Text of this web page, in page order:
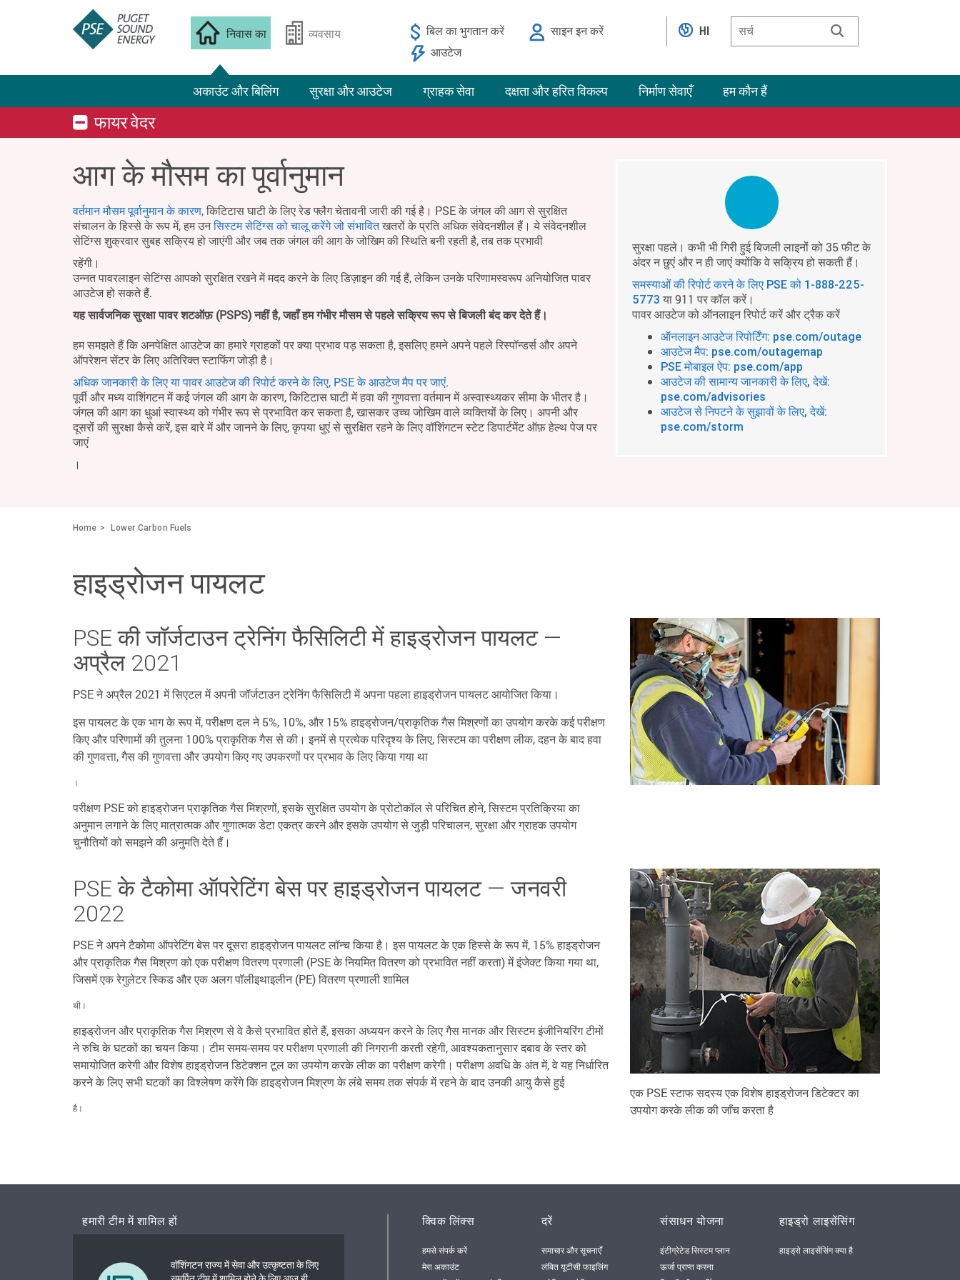
निवास का
अकाउंट और बिलिंग सुरक्षा और आउटेज ग्राहक सेवा दक्षता और हरित विकल्प निर्माण सेवाएँ हम कौन हैं
व्यवसाय बिल का भुगतान करें
साइन इन करें
आउटेज
HI
फायर वेदर
आग के मौसम का पूर्वानुमान
वर्तमान मौसम पूर्वानुमान के कारण,किटिटास घाटी के लिए रेड फ्लैग चेतावनी जारी की गई है। PSE के जंगल की आग से सुरक्षित
संचालन के हिस्से के रूप में, हम उनसिस्टम सेटिंग्स को चालू करेंगे जो संभावितखतरों के प्रति अधिक संवेदनशील हैं। ये संवेदनशील
सेटिंग्स शुक्रवार सुबह सक्रिय हो जाएंगी और जब तक जंगल की आग के जोखिम की स्थिति बनी रहती है, तब तक प्रभावी
रहेंगी।
उन्नत पावरलाइन सेटिंग्स आपको सुरक्षित रखने में मदद करने के लिए डिज़ाइन की गई हैं, लेकिन उनके परिणामस्वरूप अनियोजित पावर
आउटेज हो सकते हैं.
यह सार्वजनिक सुरक्षा पावर शटऑफ़ (PSPS) नहीं है, जहाँ हम गंभीर मौसम से पहले सक्रिय रूप से बिजली बंद कर देते हैं।
हम समझते हैं कि अनपेक्षित आउटेज का हमारे ग्राहकों पर क्या प्रभाव पड़ सकता है, इसलिए हमने अपने पहले रिस्पॉन्डर्स और अपने
ऑपरेशन सेंटर के लिए अतिरिक्त स्टाफिंग जोड़ी है।
अधिक जानकारी के लिए या पावर आउटेज की रिपोर्ट करने के लिए, PSE के आउटेज मैप पर जाएं.
पूर्वी और मध्य वाशिंगटन में कई जंगल की आग के कारण, किटिटास घाटी में हवा की गुणवत्ता वर्तमान में अस्वास्थ्यकर सीमा के भीतर है।
जंगल की आग का धुआं स्वास्थ्य को गंभीर रूप से प्रभावित कर सकता है, खासकर उच्च जोखिम वाले व्यक्तियों के लिए। अपनी और
दूसरों की सुरक्षा कैसे करें, इस बारे में और जानने के लिए, कृपया धुएं से सुरक्षित रहने के लिए वॉशिंगटन स्टेट डिपार्टमेंट ऑफ़ हेल्थ पेज पर
जाएं
।
सुरक्षा पहले। कभी भी गिरी हुई बिजली लाइनों को 35 फीट के
अंदर न छुएं और न ही जाएं क्योंकि वे सक्रिय हो सकती हैं।
समस्याओं की रिपोर्ट करने के लिए PSE को 1-888-225-
5773 या 911 पर कॉल करें।
पावर आउटेज को ऑनलाइन रिपोर्ट करें और ट्रैक करें
ऑनलाइन आउटेज रिपोर्टिंग: pse.com/outage
आउटेज मैप: pse.com/outagemap
PSE मोबाइल ऐप: pse.com/app
आउटेज की सामान्य जानकारी के लिए, देखें:
pse.com/advisories
आउटेज से निपटने के सुझावों के लिए, देखें:
pse.com/storm
Home Lower Carbon Fuels
हाइड्रोजन पायलट
PSE की जॉर्जटाउन ट्रेनिंग फैसिलिटी में हाइड्रोजन पायलट —
अप्रैल 2021
PSE ने अप्रैल 2021 में सिएटल में अपनी जॉर्जटाउन ट्रेनिंग फैसिलिटी में अपना पहला हाइड्रोजन पायलट आयोजित किया।
इस पायलट के एक भाग के रूप में, परीक्षण दल ने 5%, 10%, और 15% हाइड्रोजन/प्राकृतिक गैस मिश्रणों का उपयोग करके कई परीक्षण
किए और परिणामों की तुलना 100% प्राकृतिक गैस से की। इनमें से प्रत्येक परिदृश्य के लिए, सिस्टम का परीक्षण लीक, दहन के बाद हवा
की गुणवत्ता, गैस की गुणवत्ता और उपयोग किए गए उपकरणों पर प्रभाव के लिए किया गया था
।
परीक्षण PSE को हाइड्रोजन प्राकृतिक गैस मिश्रणों, इसके सुरक्षित उपयोग के प्रोटोकॉल से परिचित होने, सिस्टम प्रतिक्रिया का
अनुमान लगाने के लिए मात्रात्मक और गुणात्मक डेटा एकत्र करने और इसके उपयोग से जुड़ी परिचालन, सुरक्षा और ग्राहक उपयोग
चुनौतियों को समझने की अनुमति देते हैं।
PSE के टैकोमा ऑपरेटिंग बेस पर हाइड्रोजन पायलट — जनवरी
2022
PSE ने अपने टैकोमा ऑपरेटिंग बेस पर दूसरा हाइड्रोजन पायलट लॉन्च किया है। इस पायलट के एक हिस्से के रूप में, 15% हाइड्रोजन
और प्राकृतिक गैस मिश्रण को एक परीक्षण वितरण प्रणाली (PSE के नियमित वितरण को प्रभावित नहीं करता) में इंजेक्ट किया गया था,
जिसमें एक रेगुलेटर स्किड और एक अलग पॉलीइथाइलीन (PE) वितरण प्रणाली शामिल
थी।
हाइड्रोजन और प्राकृतिक गैस मिश्रण से वे कैसे प्रभावित होते हैं, इसका अध्ययन करने के लिए गैस मानक और सिस्टम इंजीनियरिंग टीमों
ने रुचि के घटकों का चयन किया। टीम समय-समय पर परीक्षण प्रणाली की निगरानी करती रहेगी, आवश्यकतानुसार दबाव के स्तर को
समायोजित करेगी और विशेष हाइड्रोजन डिटेक्शन टूल का उपयोग करके लीक का परीक्षण करेगी। परीक्षण अवधि के अंत में, वे यह निर्धारित
करने के लिए सभी घटकों का विश्लेषण करेंगे कि हाइड्रोजन मिश्रण के लंबे समय तक संपर्क में रहने के बाद उनकी आयु कैसे हुई
है।
एक PSE स्टाफ सदस्य एक विशेष हाइड्रोजन डिटेक्टर का
उपयोग करके लीक की जाँच करता है
हमारी टीम में शामिल हों
वॉशिंगटन राज्य में सेवा और उत्कृष्टता के लिए
क्विक लिंक्स
हमसे संपर्क करें
मेरा अकाउंट
दरें
समाचार और सूचनाएँ
लंबित यूटीसी फाइलिंग
संसाधन योजना
इंटीग्रेटेड सिस्टम प्लान
ऊर्जा प्राप्त करना
हाइड्रो लाइसेंसिंग
हाइड्रो लाइसेंसिंग क्या है